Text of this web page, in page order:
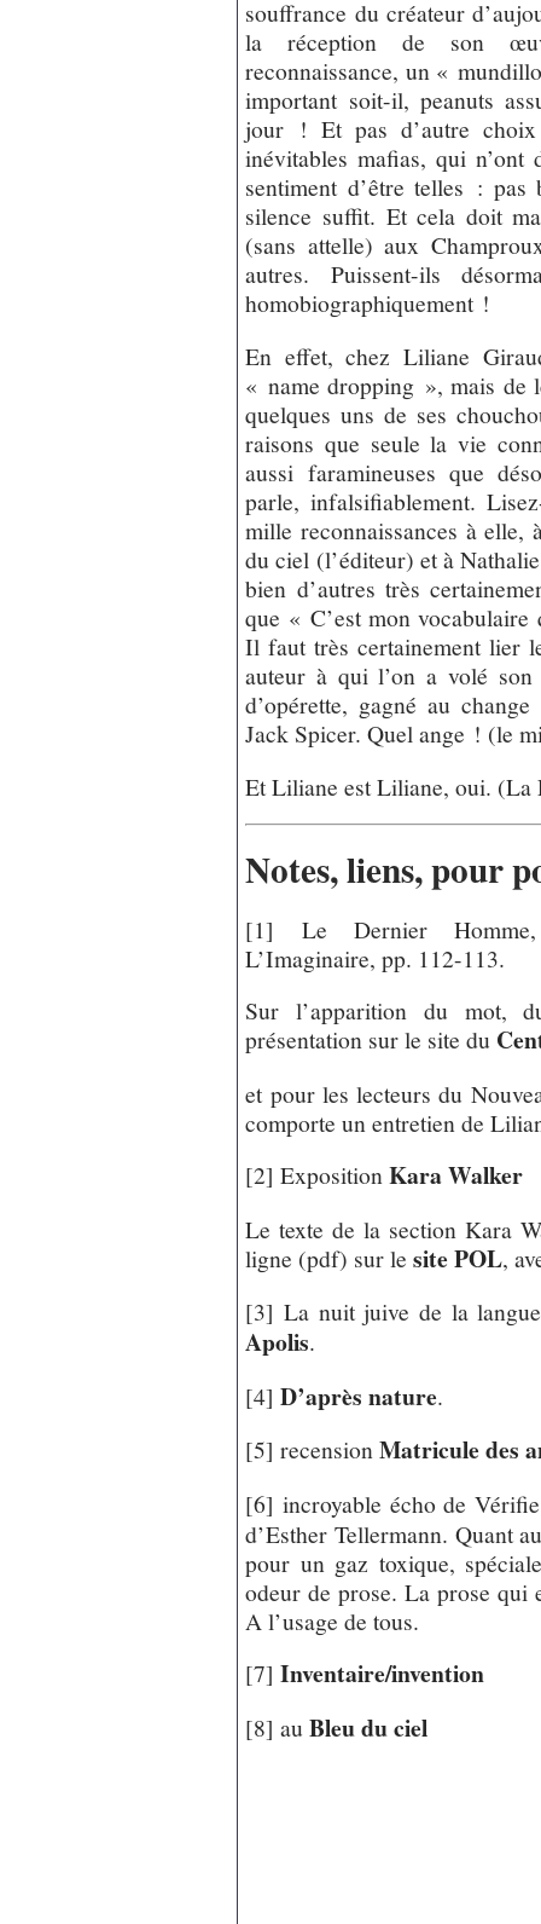
souffrance du créateur
la réception de son
reconnaissance, un «
important soit-il, peanuts
jour ! Et pas d’autre
inévitables mafias, qui n’ont
sentiment d’être telles :
silence suffit. Et cela doit
(sans attelle) aux
autres. Puissent-ils
homobiographiquement !
En effet, chez Liliane
« name dropping », mais de
quelques uns de ses
raisons que seule la vie
aussi faramineuses que
parle, infalsifiablement.
mille reconnaissances à
du ciel (l’éditeur) et à
bien d’autres très
que « C’est mon
Il faut très certainement lier
auteur à qui l’on a volé
d’opérette, gagné au
Jack Spicer. Quel ange ! (le
Et Liliane est Liliane, oui. (La
Notes, liens, pour
[1] Le Dernier Homme,
L’Imaginaire, pp. 112-113.
Sur l’apparition du mot,
présentation sur le site du
et pour les lecteurs du
comporte un entretien de
[2] ExpositionKara Walker
Le texte de la section Kara
ligne (pdf) sur lesite POL,
[3] La nuit juive de la
Apolis.
[4]D’après nature.
[5] recensionMatricule des
[6] incroyable écho de
d’Esther Tellermann. Quant
pour un gaz toxique,
odeur de prose. La prose qui
A l’usage de tous.
[7]Inventaire/invention
[8] auBleu du ciel